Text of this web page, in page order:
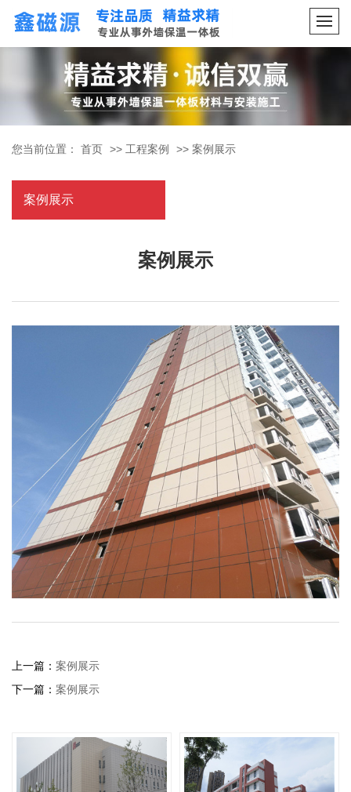
您当前位置： 首页 >> 工程案例 >> 案例展示
案例展示
案例展示
上一篇： 案例展示
下一篇： 案例展示